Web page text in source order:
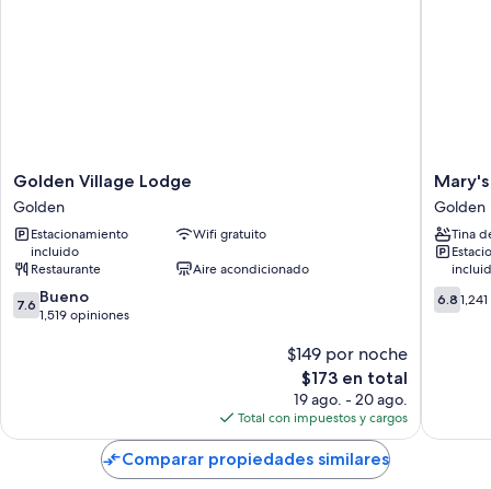
Golden
Village
Lodge
Golden
Golden Village Lodge
Golden
Estacionamiento
incluido
Wifi gratuito
Restaurante
Aire acondicionado
7.6
de
7.6 Bueno
1,519 opiniones
$149 por noche
El
precio
actual
es
de
$173
$173 en total
19 ago. - 20 ago.
Total con impuestos y cargos
Mary's
Motel
Golden
Golden
Tina
6.8
de
6.8
Comparar propiedades similares